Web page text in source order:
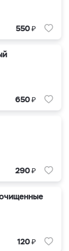
550₽
650₽
290₽
120₽